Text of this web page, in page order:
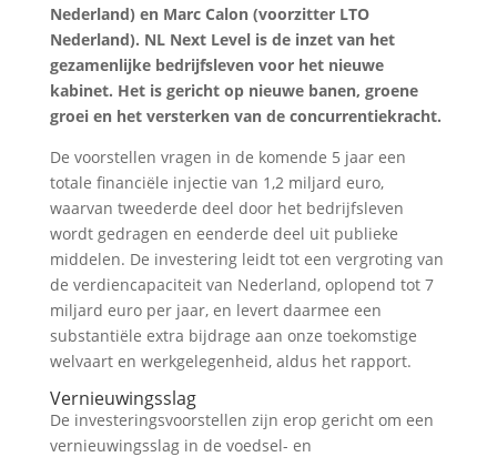
Nederland) en Marc Calon (voorzitter LTO
Nederland). NL Next Level is de inzet van het
gezamenlijke bedrijfsleven voor het nieuwe
kabinet. Het is gericht op nieuwe banen, groene
groei en het versterken van de concurrentiekracht.
De voorstellen vragen in de komende 5 jaar een
totale financiële injectie van 1,2 miljard euro,
waarvan tweederde deel door het bedrijfsleven
wordt gedragen en eenderde deel uit publieke
middelen. De investering leidt tot een vergroting van
de verdiencapaciteit van Nederland, oplopend tot 7
miljard euro per jaar, en levert daarmee een
substantiële extra bijdrage aan onze toekomstige
welvaart en werkgelegenheid, aldus het rapport.
Vernieuwingsslag
De investeringsvoorstellen zijn erop gericht om een
vernieuwingsslag in de voedsel- en